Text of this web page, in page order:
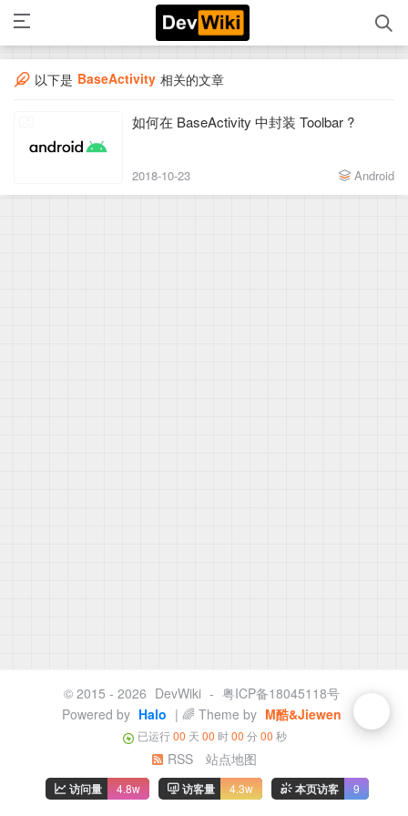
以下是 BaseActivity 相关的文章
如何在 BaseActivity 中封装 Toolbar ?
2018-10-23 Android
© 2015 - 2026 DevWiki - 粤ICP备18045118号
Powered by Halo | 🌈 Theme by M酷&Jiewen
已运行00 天 00 时00 分 00 秒
RSS 站点地图
访问量 4.8w 访客量 4.3w 本页访客 9